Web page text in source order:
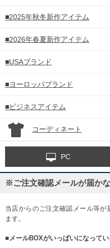
■2025年秋冬新作アイテム
■2026年春夏新作アイテム
■USAブランド
■ヨーロッパブランド
■ビジネスアイテム
コーディネート
PC
※ご注文確認メールが届か
当店からのご注文確認メール等
ます。
■メールBOXがいっぱいになってい